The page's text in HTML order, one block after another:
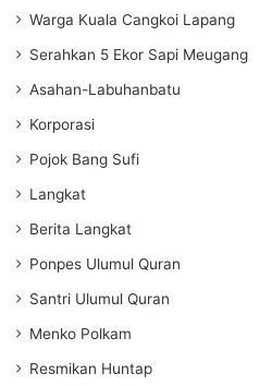
Warga Kuala Cangkoi Lapang
Serahkan 5 Ekor Sapi Meugang
Asahan-Labuhanbatu
Korporasi
Pojok Bang Sufi
Langkat
Berita Langkat
Ponpes Ulumul Quran
Santri Ulumul Quran
Menko Polkam
Resmikan Huntap